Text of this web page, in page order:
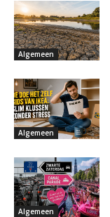
Algemeen
Algemeen
Algemeen